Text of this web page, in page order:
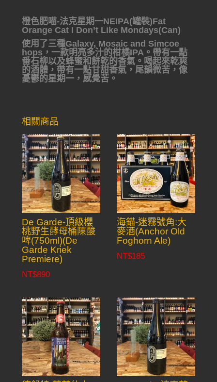
橙色肥喵-法克星期一NEIPA(罐裝)Fat
Orange Cat I Don’t Like Mondays(Can)
使用了三種Galaxy, Mosaic and Simcoe
hops，一款明亮多汁的柑橘IPA。帶有一點
番石柳以及蜂蜜和餅乾的香氣。喝起來乾爽
的酒體，帶有一點甘甜香氣，尾韻微苦，像
憂鬱的星期一，感覺苦。
相關商品
De Garde-頂級櫻
桃野生酵母桶陳酸
啤(750ml)(De
Garde Kriek
Premiere)
NT$890
海錨-迷霧號角:大
麥酒(Anchor Old
Foghorn Ale)
NT$185